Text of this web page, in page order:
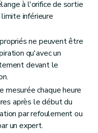
à l'orifice de sortie
inférieure
ne peuvent être
qu'avec un
devant le
mesurée chaque heure
après le début du
par refoulement ou
un expert.